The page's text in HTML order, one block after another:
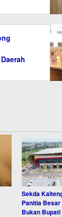
Sekda
Panitia Besar
Bukan